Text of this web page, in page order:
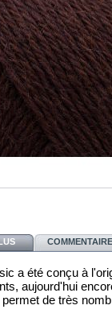
a été conçu à
aujourd'hui
de très